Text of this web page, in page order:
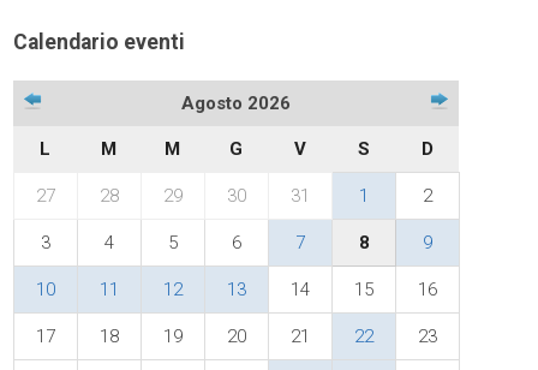
Calendario eventi
Agosto 2026
L M M G V S D
27 28 29 30 31 1 2
3 4 5 6 7 8 9
10 11 12 13 14 15 16
17 18 19 20 21 22 23